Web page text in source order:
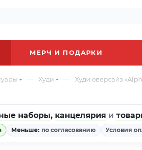
МЕРЧ И ПОДАРКИ
— Худи — Худи оверсайз
наборы, канцелярия и
Меньше: по согласованию Условия